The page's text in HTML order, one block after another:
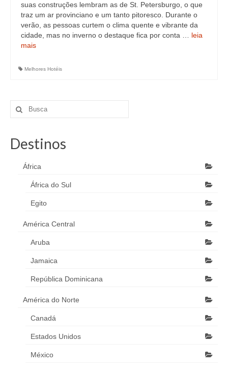
suas construções lembram as de St. Petersburgo, o que
traz um ar provinciano e um tanto pitoresco. Durante o
verão, as pessoas curtem o clima quente e vibrante da
cidade, mas no inverno o destaque fica por conta … leia
mais
Melhores Hotéis
Destinos
África
África do Sul
Egito
América Central
Aruba
Jamaica
República Dominicana
América do Norte
Canadá
Estados Unidos
México